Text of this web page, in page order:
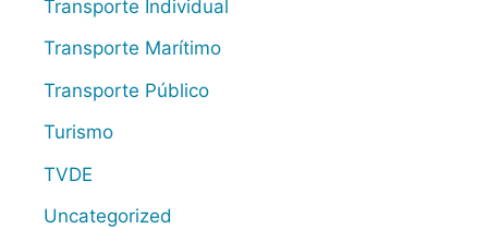
Transporte Individual
Transporte Marítimo
Transporte Público
Turismo
TVDE
Uncategorized